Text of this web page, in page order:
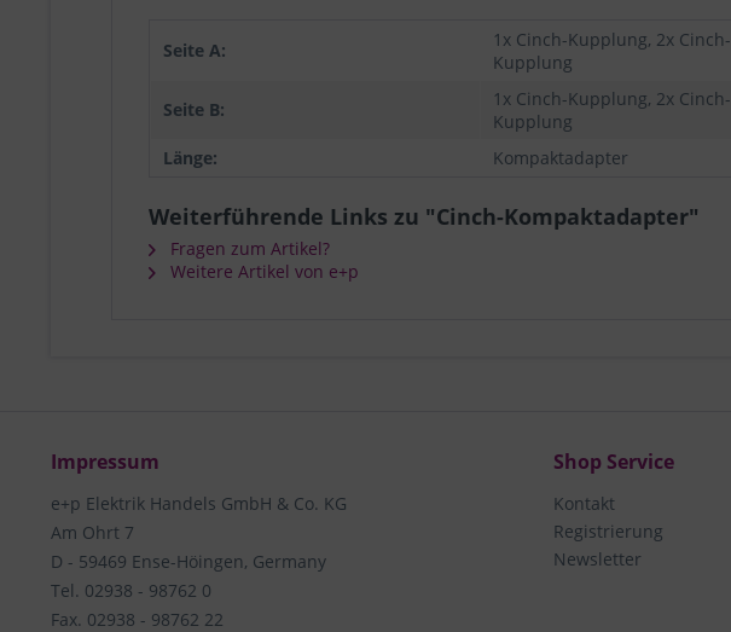
Seite A:
1x Cinch-Kupplung, 2x Cinch-
Kupplung
Seite B:
1x Cinch-Kupplung, 2x Cinch-
Kupplung
Länge:
Kompaktadapter
Weiterführende Links zu "Cinch-Kompaktadapter"
Fragen zum Artikel?
Weitere Artikel von e+p
Impressum
e+p Elektrik Handels GmbH & Co. KG
Am Ohrt 7
D - 59469 Ense-Höingen, Germany
Tel. 02938 - 98762 0
Fax. 02938 - 98762 22
Shop Service
Kontakt
Registrierung
Newsletter